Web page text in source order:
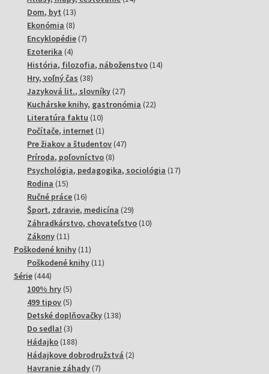
Dom, byt 1313
produktov
Ekonómia 88
produktov
Encyklopédie 77
Ezoterika 44
produkty
História, filozofia, náboženstvo 1414
Hry, voľný čas 3838
produktov
Jazyková lit., slovníky 2727
produktov
Kuchárske knihy, gastronómia 2222
Literatúra faktu 1010
produktov
Počítače, internet 11
produkt
Pre žiakov a študentov 4747
Príroda, poľovníctvo 88
produktov
Psychológia, pedagogika, sociológia 1717
Rodina 1515
produktov
Ručné práce 1616
produktov
Šport, zdravie, medicína 2929
produktov
Záhradkárstvo, chovateľstvo 1010
Zákony 1111
produktov
Poškodené knihy 1111
produktov
Poškodené knihy 1111
Série 444444
produktov
100% hry 55
produktov
499 tipov 55
produktov
Detské doplňovačky 138138
Do sedla! 33
produkty
Hádajko 188188
produktov
Hádajkove dobrodružstvá 22
Havranie záhady 77